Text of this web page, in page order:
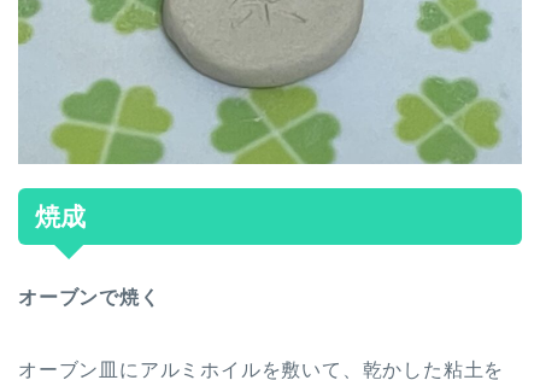
焼成
オーブンで焼く
オーブン皿にアルミホイルを敷いて、乾かした粘土を